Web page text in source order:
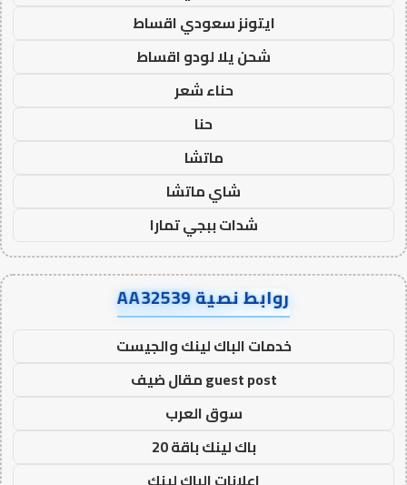
ايتونز سعودي اقساط
شحن يلا لودو اقساط
حناء شعر
حنا
ماتشا
شاي ماتشا
شدات ببجي تمارا
روابط نصية AA32539
خدمات الباك لينك والجيست
guest post مقال ضيف
سوق العرب
باك لينك باقة 20